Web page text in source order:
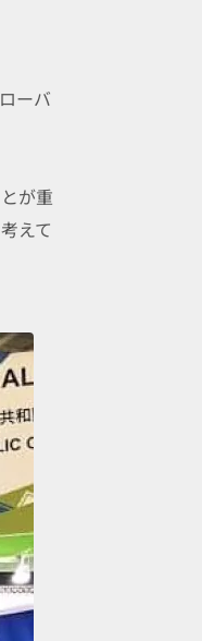
ーバ
が重
えて